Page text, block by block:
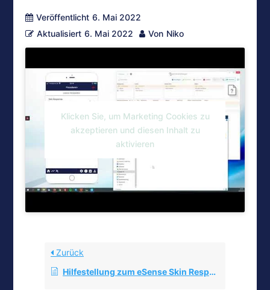
Veröffentlicht 6. Mai 2022
Aktualisiert 6. Mai 2022 Von Niko
Klicken Sie, um Marketing Cookies zu
akzeptieren und diesen Inhalt zu
aktivieren
Zurück
Hilfestellung zum eSense Skin Response – Inbetriebnahme, Elektroden & mögliche Probleme